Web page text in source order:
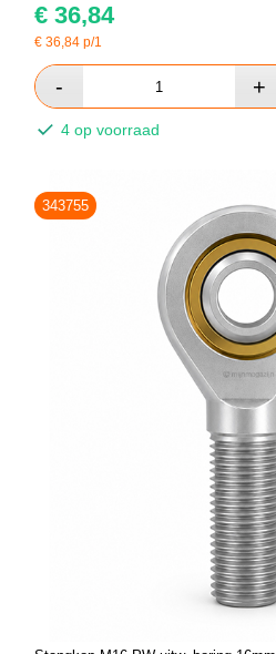
€ 36,84
€36,84 p/1
4 op voorraad
343755